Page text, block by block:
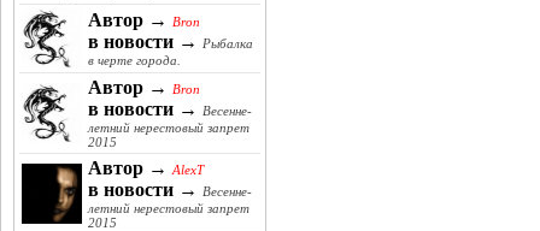
Автор → Bron
в новости →
Рыбалка
в черте города.
Автор → Bron
в новости →
Весенне-
летний нерестовый запрет
2015
Автор → AlexT
в новости →
Весенне-
летний нерестовый запрет
2015